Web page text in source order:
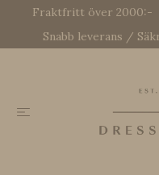
Fraktfritt över 2000:-
Snabb leverans /